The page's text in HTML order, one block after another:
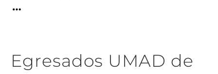
Egresados UMAD de